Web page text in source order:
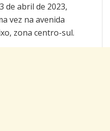
de abril de 2023,
vez na avenida
zona centro-sul.